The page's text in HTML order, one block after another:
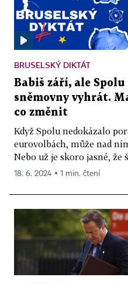
BRUSELSKÝ DIKTÁT
Babiš září, ale
sněmovny vyhrát.
co změnit
Když Spolu nedokázalo
eurovolbách, může nad
Nebo už je skoro jasné, že
18. 6. 2024 ▪ 1 min. čtení